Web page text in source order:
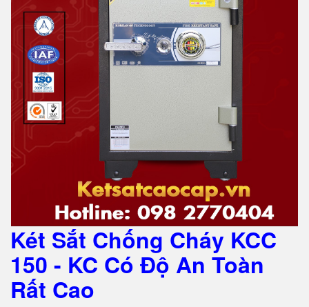
Két Sắt Chống Cháy KCC
150 - KC Có Độ An Toàn
Rất Cao